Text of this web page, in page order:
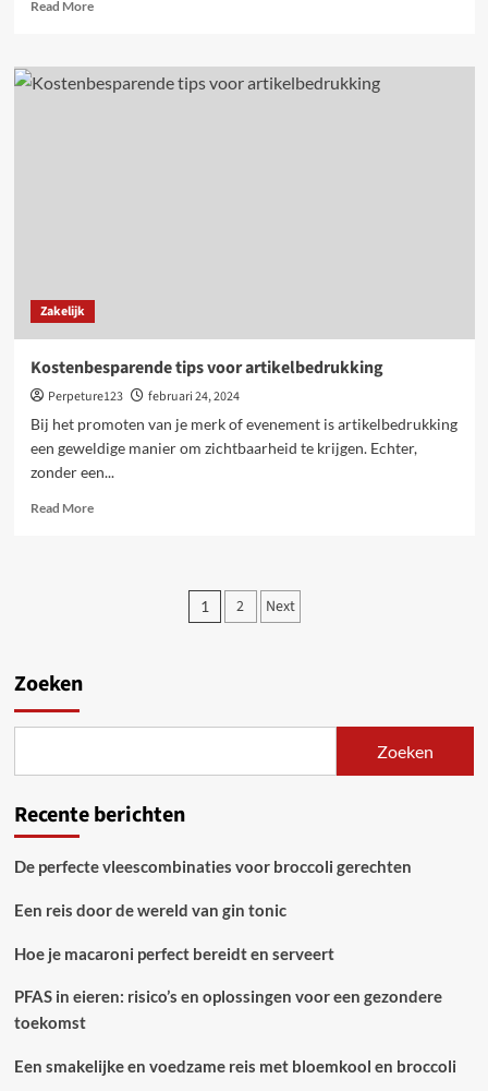
Read More
Tips
voor
Zakelijk
Kostenbesparende tips voor artikelbedrukking
Perpeture123
februari 24, 2024
Bij het promoten van je merk of evenement is artikelbedrukking
een geweldige manier om zichtbaarheid te krijgen. Echter,
zonder een...
Read MoreRead
Berichten
1 2 Next
Zoeken
Zoeken
Recente berichten
De perfecte vleescombinaties voor broccoli gerechten
Een reis door de wereld van gin tonic
Hoe je macaroni perfect bereidt en serveert
PFAS in eieren: risico’s en oplossingen voor een gezondere
toekomst
Een smakelijke en voedzame reis met bloemkool en broccoli